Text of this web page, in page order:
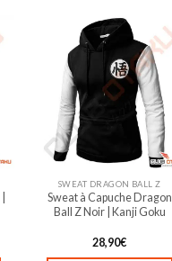
a
plusieurs
variations.
Les
options
peuvent
choisies
la
page
produit
SWEAT DRAGON BALL Z
Sweat à Capuche Dragon
Ball Z Noir | Kanji Goku
28,90€